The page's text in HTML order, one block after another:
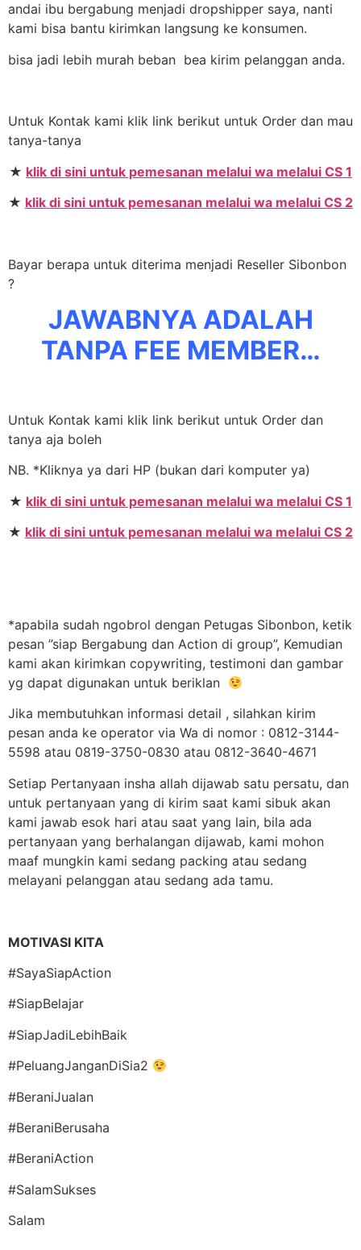
andai ibu bergabung menjadi dropshipper saya, nanti
kami bisa bantu kirimkan langsung ke konsumen.
bisa jadi lebih murah beban bea kirim pelanggan anda.
Untuk Kontak kami klik link berikut untuk Order dan mau
tanya-tanya
★ klik di sini untuk pemesanan melalui wa melalui CS 1
★ klik di sini untuk pemesanan melalui wa melalui CS 2
Bayar berapa untuk diterima menjadi Reseller Sibonbon
?
JAWABNYA ADALAH
TANPA FEE MEMBER…
Untuk Kontak kami klik link berikut untuk Order dan
tanya aja boleh
NB. *Kliknya ya dari HP (bukan dari komputer ya)
★ klik di sini untuk pemesanan melalui wa melalui CS 1
★ klik di sini untuk pemesanan melalui wa melalui CS 2
*apabila sudah ngobrol dengan Petugas Sibonbon, ketik
pesan ”siap Bergabung dan Action di group”, Kemudian
kami akan kirimkan copywriting, testimoni dan gambar
yg dapat digunakan untuk beriklan
Jika membutuhkan informasi detail , silahkan kirim
pesan anda ke operator via Wa di nomor : 0812-3144-
5598 atau 0819-3750-0830 atau 0812-3640-4671
Setiap Pertanyaan insha allah dijawab satu persatu, dan
untuk pertanyaan yang di kirim saat kami sibuk akan
kami jawab esok hari atau saat yang lain, bila ada
pertanyaan yang berhalangan dijawab, kami mohon
maaf mungkin kami sedang packing atau sedang
melayani pelanggan atau sedang ada tamu.
MOTIVASI KITA
#SayaSiapAction
#SiapBelajar
#SiapJadiLebihBaik
#PeluangJanganDiSia2
#BeraniJualan
#BeraniBerusaha
#BeraniAction
#SalamSukses
Salam